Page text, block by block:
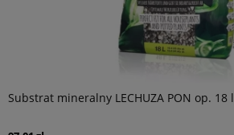
Substrat mineralny LECHUZA PON op. 18 l